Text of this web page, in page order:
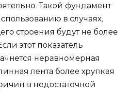
Такой фундамент
в случаях,
строения будут не более
этот показатель
неравномерная
лента более хрупкая
в недостаточной